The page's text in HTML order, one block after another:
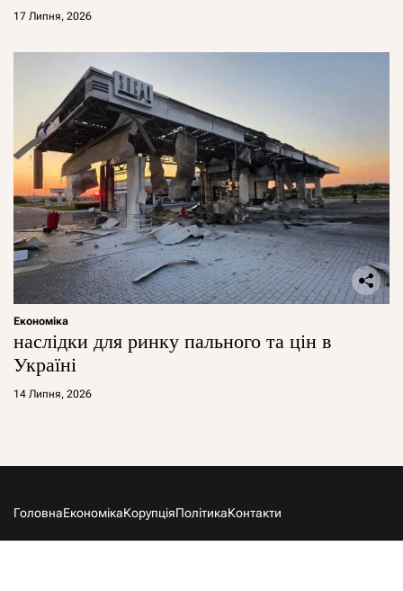
17 Липня, 2026
Економіка
наслідки для ринку пального та цін в
Україні
14 Липня, 2026
ГоловнаЕкономікаКорупціяПолітикаКонтакти